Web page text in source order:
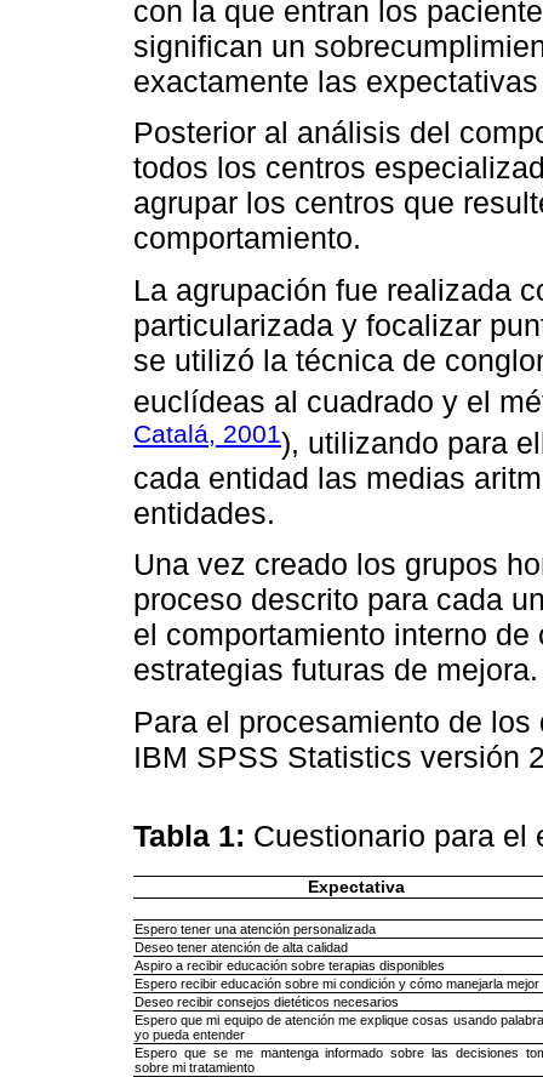
con la que entran los
significan un
exactamente las
Posterior al análisis del
todos los centros
agrupar los centros que
comportamiento.
La agrupación fue realizada
particularizada y focalizar
se utilizó la técnica de
euclídeas al cuadrado y el
Catalá, 2001), utilizando para
cada entidad las medias
entidades.
Una vez creado los grupos
proceso descrito para cada
el comportamiento interno
estrategias futuras de mejora.
Para el procesamiento de
IBM SPSS Statistics versión
Tabla 1: Cuestionario para
Expectativa
Espero tener una atención personalizada
Deseo tener atención de alta calidad
Aspiro a recibir educación sobre terapias disponibles
Espero recibir educación sobre mi condición y cómo manejarla mejor
Deseo recibir consejos dietéticos necesarios
Espero que mi equipo de atención me explique cosas usando
yo pueda entender
Espero que se me mantenga informado sobre las decisiones
sobre mi tratamiento